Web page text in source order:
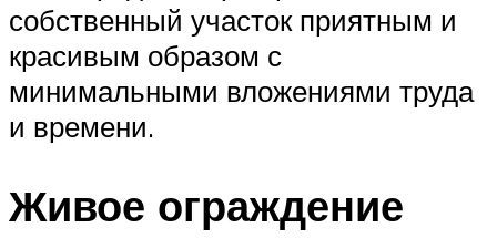
собственный участок приятным и
красивым образом с
минимальными вложениями труда
и времени.
Живое ограждение